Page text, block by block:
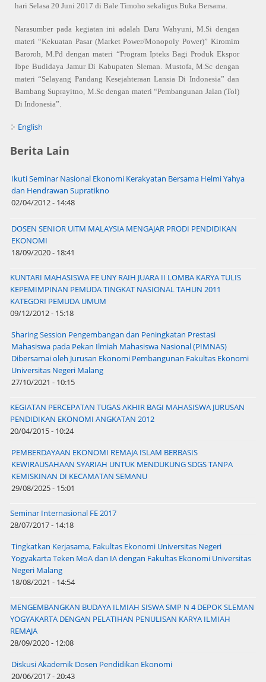
hari Selasa 20 Juni 2017 di Bale Timoho sekaligus Buka Bersama.
Narasumber pada kegiatan ini adalah Daru Wahyuni, M.Si dengan
materi “Kekuatan Pasar (Market Power/Monopoly Power)” Kiromim
Baroroh, M.Pd dengan materi “Program Ipteks Bagi Produk Ekspor
Ibpe Budidaya Jamur Di Kabupaten Sleman . Mustofa, M.Sc dengan
materi “Selayang Pandang Kesejahteraan Lansia Di Indonesia” dan
Bambang Suprayitno, M.Sc dengan materi “Pembangunan Jalan (Tol)
Di Indonesia”.
English
Berita Lain
Ikuti Seminar Nasional Ekonomi Kerakyatan Bersama Helmi Yahya
dan Hendrawan Supratikno
02/04/2012 - 14:48
DOSEN SENIOR UiTM MALAYSIA MENGAJAR PRODI PENDIDIKAN
EKONOMI
18/09/2020 - 18:41
KUNTARI MAHASISWA FE UNY RAIH JUARA II LOMBA KARYA TULIS
KEPEMIMPINAN PEMUDA TINGKAT NASIONAL TAHUN 2011
KATEGORI PEMUDA UMUM
09/12/2012 - 15:18
Sharing Session Pengembangan dan Peningkatan Prestasi
Mahasiswa pada Pekan Ilmiah Mahasiswa Nasional (PIMNAS)
Dibersamai oleh Jurusan Ekonomi Pembangunan Fakultas Ekonomi
Universitas Negeri Malang
27/10/2021 - 10:15
KEGIATAN PERCEPATAN TUGAS AKHIR BAGI MAHASISWA JURUSAN
PENDIDIKAN EKONOMI ANGKATAN 2012
20/04/2015 - 10:24
PEMBERDAYAAN EKONOMI REMAJA ISLAM BERBASIS
KEWIRAUSAHAAN SYARIAH UNTUK MENDUKUNG SDGS TANPA
KEMISKINAN DI KECAMATAN SEMANU
29/08/2025 - 15:01
Seminar Internasional FE 2017
28/07/2017 - 14:18
Tingkatkan Kerjasama, Fakultas Ekonomi Universitas Negeri
Yogyakarta Teken MoA dan IA dengan Fakultas Ekonomi Universitas
Negeri Malang
18/08/2021 - 14:54
MENGEMBANGKAN BUDAYA ILMIAH SISWA SMP N 4 DEPOK SLEMAN
YOGYAKARTA DENGAN PELATIHAN PENULISAN KARYA ILMIAH
REMAJA
28/09/2020 - 12:08
Diskusi Akademik Dosen Pendidikan Ekonomi
20/06/2017 - 20:43